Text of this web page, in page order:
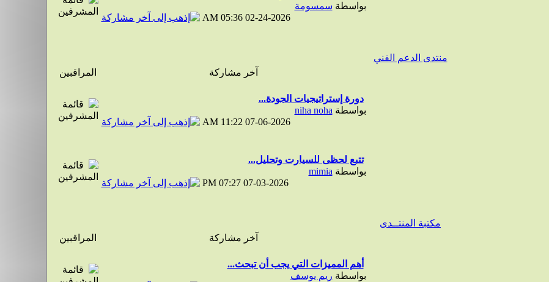
بواسطة سمسومة
02-24-2026
05:36 AM
منتدى الدعم الفني
آخر مشاركة
المراقبين
دورة إستراتيجيات الجودة...
بواسطة niha noha
07-06-2026
11:22 AM
تتبع لحظى للسيارت وتحليل...
بواسطة mimia
07-03-2026
07:27 PM
مكتبة المنتــدى
آخر مشاركة
المراقبين
أهم المميزات التي يجب أن تبحث...
بواسطة ريم يوسف